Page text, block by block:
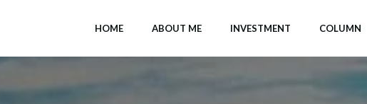
HOME ABOUT ME INVESTMENT COLUMN